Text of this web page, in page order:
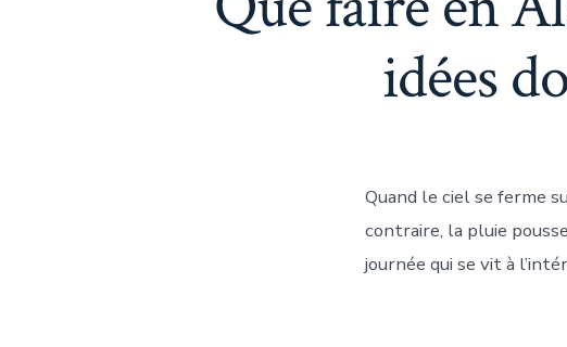
idées
Quand le ciel se ferme
contraire, la pluie
journée qui se vit à